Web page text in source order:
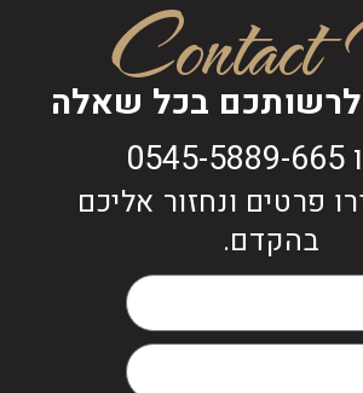
פרטים ונחזור אליכם
בהקדם.